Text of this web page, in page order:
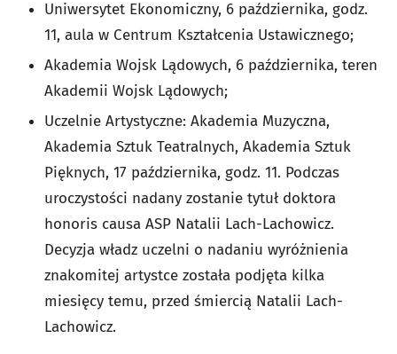
Uniwersytet Ekonomiczny, 6 października, godz.
11, aula w Centrum Kształcenia Ustawicznego;
Akademia Wojsk Lądowych, 6 października, teren
Akademii Wojsk Lądowych;
Uczelnie Artystyczne: Akademia Muzyczna,
Akademia Sztuk Teatralnych, Akademia Sztuk
Pięknych, 17 października, godz. 11. Podczas
uroczystości nadany zostanie tytuł doktora
honoris causa ASP Natalii Lach-Lachowicz.
Decyzja władz uczelni o nadaniu wyróżnienia
znakomitej artystce została podjęta kilka
miesięcy temu, przed śmiercią Natalii Lach-
Lachowicz.